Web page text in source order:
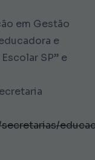
em Gestão
e
SP” e